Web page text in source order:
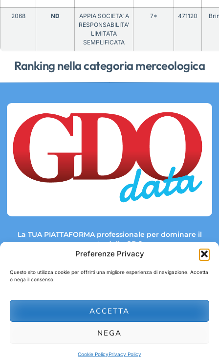
Preferenze Privacy
Questo sito utilizza cookie per offrirti una migliore esperienza di navigazione. Accetta
o nega il consenso.
ACCETTA
NEGA
Cookie PolicyPrivacy Policy
Ranking nella categoria merceologica
2068 ND
APPIA SOCIETA’ A
RESPONSABILITA’
LIMITATA
SEMPLIFICATA
7* 471120
La TUA PIATTAFORMA professionale per dominare il
mercato della GDO.
Link rapidi:
abbonamenti@gdodata.it